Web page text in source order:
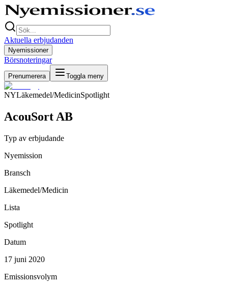
Aktuella erbjudanden
Nyemissioner
Börsnoteringar
Prenumerera Toggla meny
NYLäkemedel/MedicinSpotlight
AcouSort AB
Typ av erbjudande
Nyemission
Bransch
Läkemedel/Medicin
Lista
Spotlight
Datum
17 juni 2020
Emissionsvolym